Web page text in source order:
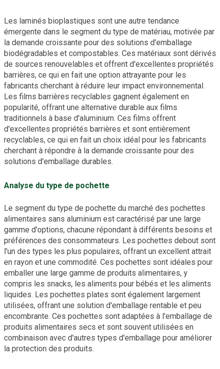
Les laminés bioplastiques sont une autre tendance
émergente dans le segment du type de matériau, motivée par
la demande croissante pour des solutions d'emballage
biodégradables et compostables. Ces matériaux sont dérivés
de sources renouvelables et offrent d'excellentes propriétés
barrières, ce qui en fait une option attrayante pour les
fabricants cherchant à réduire leur impact environnemental.
Les films barrières recyclables gagnent également en
popularité, offrant une alternative durable aux films
traditionnels à base d'aluminium. Ces films offrent
d'excellentes propriétés barrières et sont entièrement
recyclables, ce qui en fait un choix idéal pour les fabricants
cherchant à répondre à la demande croissante pour des
solutions d'emballage durables.
Analyse du type de pochette
Le segment du type de pochette du marché des pochettes
alimentaires sans aluminium est caractérisé par une large
gamme d'options, chacune répondant à différents besoins et
préférences des consommateurs. Les pochettes debout sont
l'un des types les plus populaires, offrant un excellent attrait
en rayon et une commodité. Ces pochettes sont idéales pour
emballer une large gamme de produits alimentaires, y
compris les snacks, les aliments pour bébés et les aliments
liquides. Les pochettes plates sont également largement
utilisées, offrant une solution d'emballage rentable et peu
encombrante. Ces pochettes sont adaptées à l'emballage de
produits alimentaires secs et sont souvent utilisées en
combinaison avec d'autres types d'emballage pour améliorer
la protection des produits.